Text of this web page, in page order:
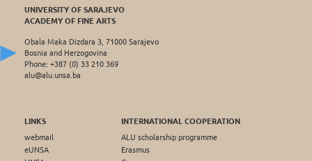
UNIVERSITY OF SARAJEVO
ACADEMY OF FINE ARTS
Obala Maka Dizdara 3, 71000 Sarajevo
Bosnia and Herzogovina
Phone: +387 (0) 33 210 369
alu@alu.unsa.ba
LINKS
webmail
eUNSA
INTERNATIONAL COOPERATION
ALU scholarship programme
Erasmus